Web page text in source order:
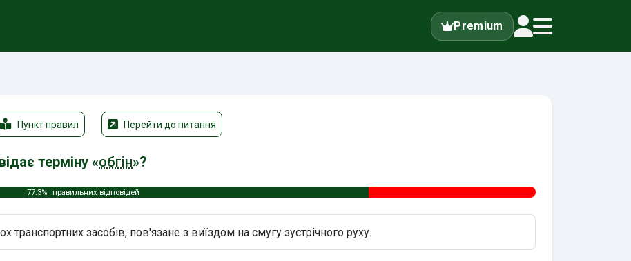
Premium
Пункт правил Перейти до питання
терміну «обгін»?
77.3% правильних відповідей
транспортних засобів, пов'язане з виїздом на смугу зустрічного руху.